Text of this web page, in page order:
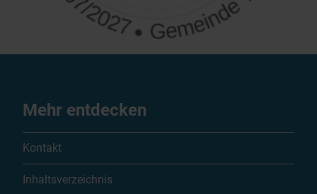
Mehr entdecken
Kontakt
Inhaltsverzeichnis